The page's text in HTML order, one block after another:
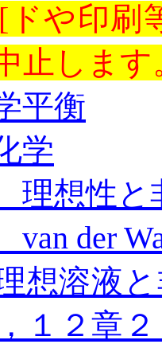
[ ドや印
止します
平衡
学
理想性と
van der
想溶液
１２章